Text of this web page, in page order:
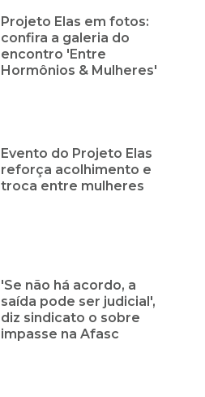
Projeto Elas em fotos:
confira a galeria do
encontro 'Entre
Hormônios & Mulheres'
Evento do Projeto Elas
reforça acolhimento e
troca entre mulheres
'Se não há acordo, a
saída pode ser judicial',
diz sindicato o sobre
impasse na Afasc